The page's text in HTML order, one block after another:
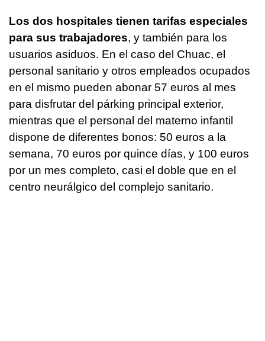
Los dos hospitales tienen tarifas especiales
para sus trabajadores, y también para los
usuarios asiduos. En el caso del Chuac, el
personal sanitario y otros empleados ocupados
en el mismo pueden abonar 57 euros al mes
para disfrutar del párking principal exterior,
mientras que el personal del materno infantil
dispone de diferentes bonos: 50 euros a la
semana, 70 euros por quince días, y 100 euros
por un mes completo, casi el doble que en el
centro neurálgico del complejo sanitario.